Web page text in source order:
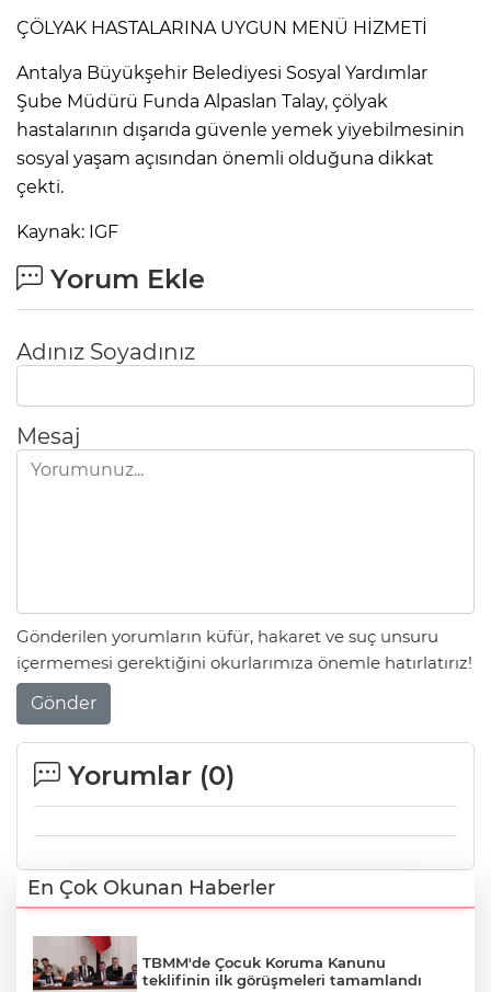
ÇÖLYAK HASTALARINA UYGUN MENÜ HİZMETİ
Antalya Büyükşehir Belediyesi Sosyal Yardımlar
Şube Müdürü Funda Alpaslan Talay, çölyak
hastalarının dışarıda güvenle yemek yiyebilmesinin
sosyal yaşam açısından önemli olduğuna dikkat
çekti.
Kaynak: IGF
Yorum Ekle
Adınız Soyadınız
Mesaj
Gönderilen yorumların küfür, hakaret ve suç unsuru
içermemesi gerektiğini okurlarımıza önemle hatırlatırız!
Gönder
Yorumlar (0)
En Çok Okunan Haberler
TBMM'de Çocuk Koruma Kanunu
teklifinin ilk görüşmeleri tamamlandı